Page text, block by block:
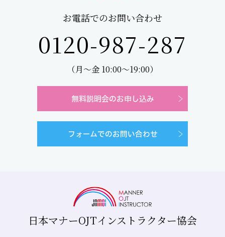
お電話でのお問い合わせ
0120-987-287
（月～金 10:00～19:00）
無料説明会のお申し込み
フォームでのお問い合わせ
日本マナーOJTインストラクター協会